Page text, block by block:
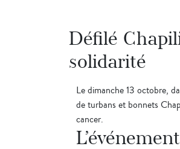
Défilé
solidarité
Le dimanche 13 octobre,
de turbans et bonnets
cancer.
L’événement